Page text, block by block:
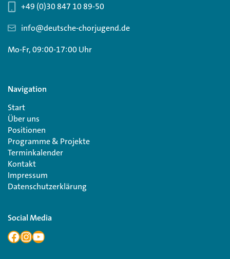
+49 (0)30 847 10 89-50
info@deutsche-chorjugend.de
Mo-Fr, 09:00-17:00 Uhr
Navigation
Start
Über uns
Positionen
Programme & Projekte
Terminkalender
Kontakt
Impressum
Datenschutzerklärung
Social Media